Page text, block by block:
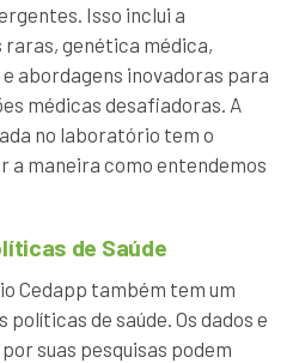
Isso inclui a
raras, genética médica,
abordagens inovadoras para
médicas desafiadoras. A
no laboratório tem o
maneira como entendemos
de Saúde
Cedapp também tem um
de saúde. Os dados e
suas pesquisas podem